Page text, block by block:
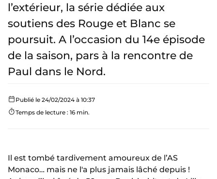
l’extérieur, la série dédiée aux
soutiens des Rouge et Blanc se
poursuit. A l’occasion du 14e épisode
de la saison, pars à la rencontre de
Paul dans le Nord.
Publié le 24/02/2024 à 10:37
Temps de lecture : 16 min.
Il est tombé tardivement amoureux de l’AS
Monaco… mais ne l'a plus jamais lâché depuis !